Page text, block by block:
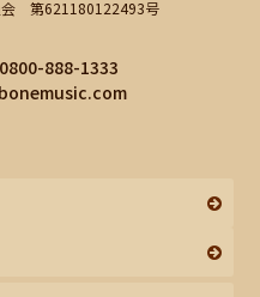
会 第621180122493号
888-1333